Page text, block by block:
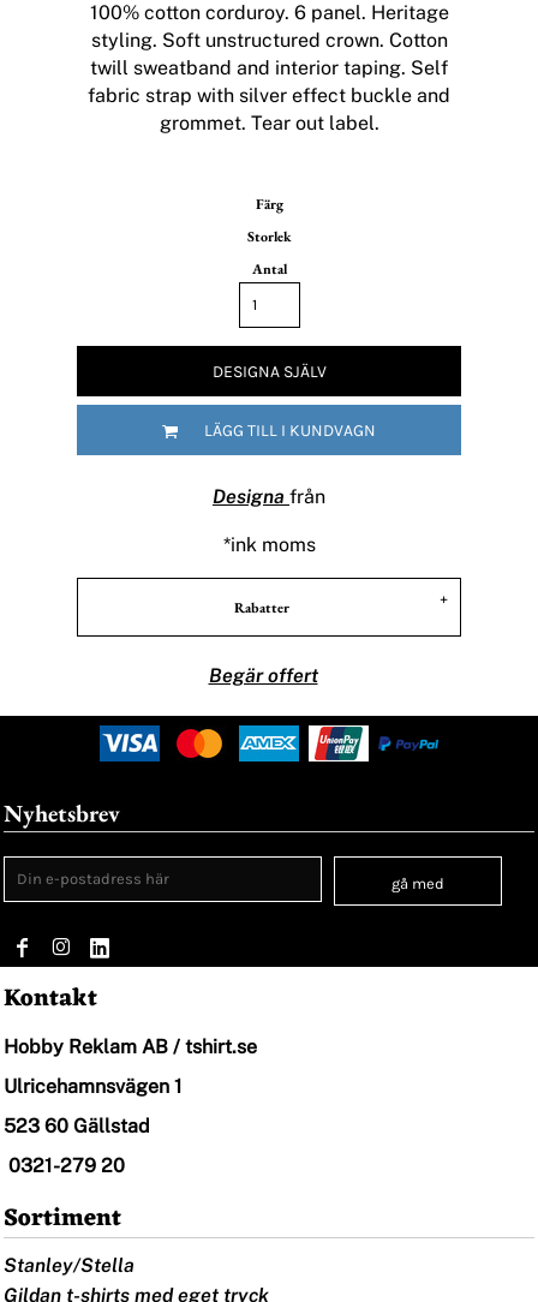
100% cotton corduroy. 6 panel. Heritage
styling. Soft unstructured crown. Cotton
twill sweatband and interior taping. Self
fabric strap with silver effect buckle and
grommet. Tear out label.
Färg
Storlek
Antal
DESIGNA SJÄLV
LÄGG TILL I KUNDVAGN
Designa från
*ink moms
Rabatter
Begär offert
Nyhetsbrev
gå med
Kontakt
Hobby Reklam AB / tshirt.se
Ulricehamnsvägen 1
523 60 Gällstad
0321-279 20
Sortiment
Stanley/Stella
Gildan t-shirts med eget tryck